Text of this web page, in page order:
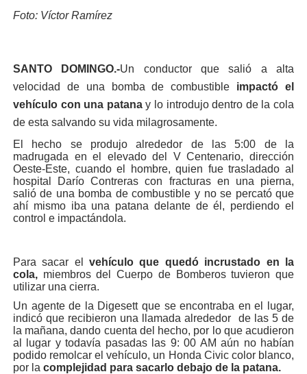
Foto: Víctor Ramírez
SANTO DOMINGO.-Un conductor que salió a alta
velocidad de una bomba de combustible
impactó el
vehículo con una patana y lo introdujo dentro de la cola
de esta salvando su vida milagrosamente.
El hecho se produjo alrededor de las 5:00 de la
madrugada en el elevado del V Centenario, dirección
Oeste-Este, cuando el hombre, quien fue trasladado al
hospital Darío Contreras con fracturas en una pierna,
salió de una bomba de combustible y no se percató que
ahí mismo iba una patana delante de él, perdiendo el
control e impactándola.
Para sacar elvehículo que quedó incrustado en la
cola,miembros del Cuerpo de Bomberos tuvieron que
utilizar una cierra.
Un agente de la Digesett que se encontraba en el lugar,
indicó que recibieron una llamada alrededor de las 5 de
la mañana, dando cuenta del hecho, por lo que acudieron
al lugar y todavía pasadas las 9: 00 AM aún no habían
podido remolcar el vehículo, un Honda Civic color blanco,
por la complejidad para sacarlo debajo de la patana.